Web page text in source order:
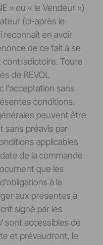
» ou « le Vendeur »)
(ci-après le
reconnaît en avoir
de ce fait à se
Toute
de REVOL
l'acceptation sans
conditions.
peuvent être
sans préavis par
applicables
de la commande
que les
à la
aux présentes à
signé par les
sont accessibles de
et prévaudront, le